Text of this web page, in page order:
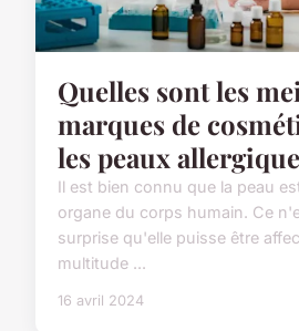
Quelles sont les
marques de
les peaux
Il est bien connu que la peau
organe du corps humain. Ce
surprise qu'elle puisse être
multitude ...
16 avril 2024